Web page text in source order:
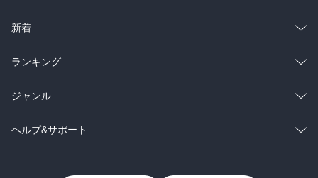
ラノベ
雑誌・グラビア
BL・TL
総合
ラノベ
雑誌・グラビア
BL・TL
新着
総合
ラノベ
雑誌・グラビア
ランキング
総合
ラノベ
ジャンル
コミック
ヘルプ&サポート